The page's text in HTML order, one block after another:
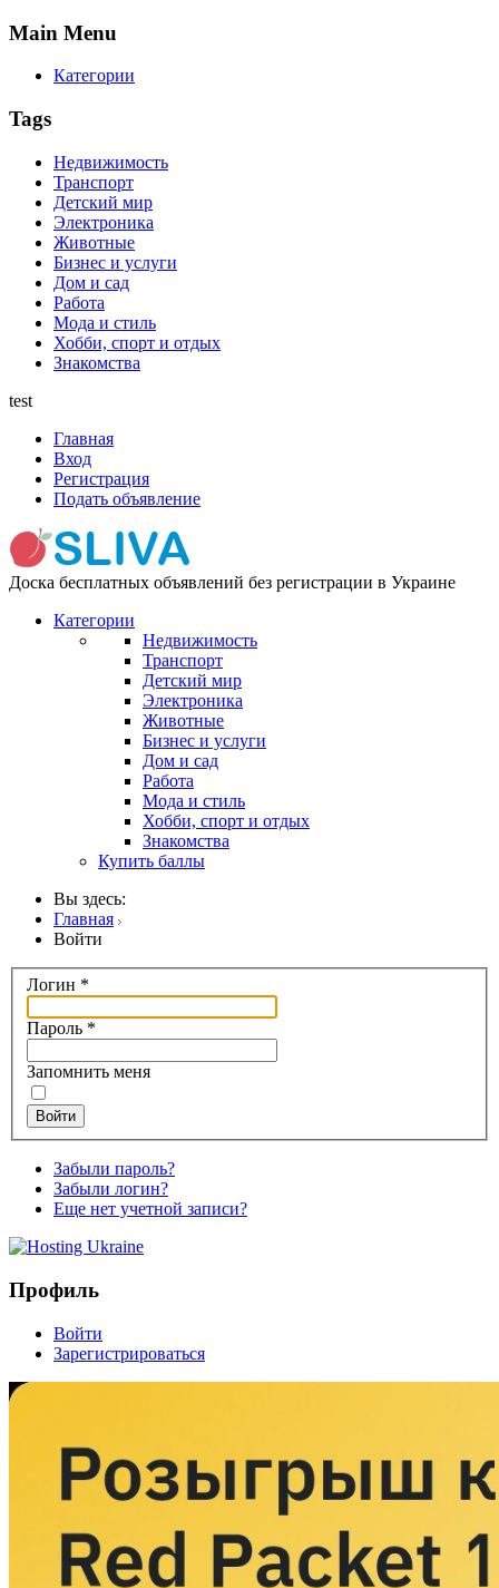
Main Menu
Категории
Tags
Недвижимость
Транспорт
Детский мир
Электроника
Животные
Бизнес и услуги
Дом и сад
Работа
Мода и стиль
Хобби, спорт и отдых
Знакомства
test
Главная
Вход
Регистрация
Подать объявление
Доска бесплатных объявлений без регистрации в Украине
Категории
Недвижимость
Транспорт
Детский мир
Электроника
Животные
Бизнес и услуги
Дом и сад
Работа
Мода и стиль
Хобби, спорт и отдых
Знакомства
Купить баллы
Вы здесь:
Главная
Войти
Логин *
Пароль *
Запомнить меня
Войти
Забыли пароль?
Забыли логин?
Еще нет учетной записи?
Профиль
Войти
Зарегистрироваться